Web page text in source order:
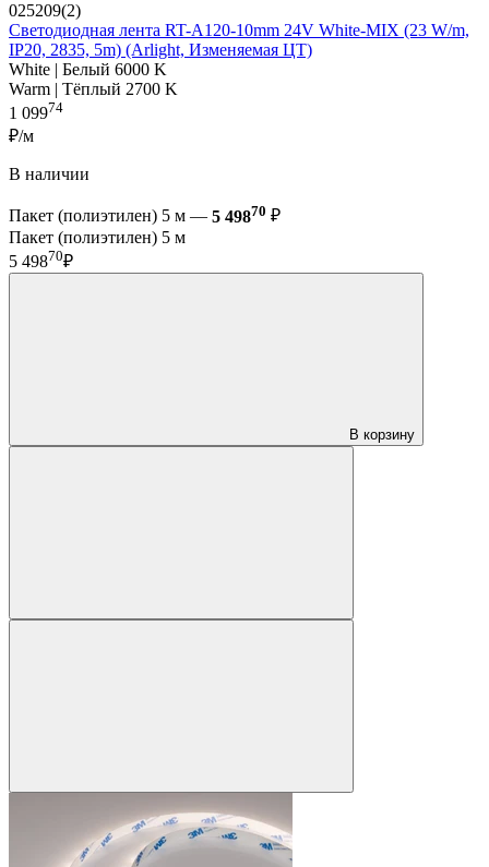
025209(2)
Светодиодная лента RT-A120-10mm 24V White-MIX (23 W/m,
IP20, 2835, 5m) (Arlight, Изменяемая ЦТ)
White | Белый 6000 K
Warm | Тёплый 2700 K
1 09974
₽/м
В наличии
Пакет (полиэтилен) 5 м — 5 49870 ₽
Пакет (полиэтилен) 5 м
5 49870₽
В корзину